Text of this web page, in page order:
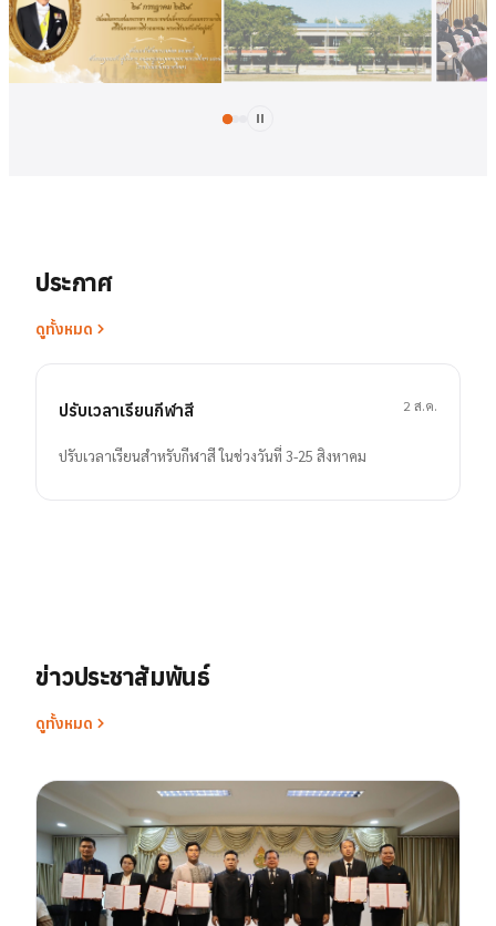
ประกาศ
ดูทั้งหมด
ปรับเวลาเรียนกีฬาสี
ปรับเวลาเรียนสำหรับกีฬาสี ในช่วงวันที่ 3-25 สิงหาคม
2 ส.ค.
ข่าวประชาสัมพันธ์
ดูทั้งหมด